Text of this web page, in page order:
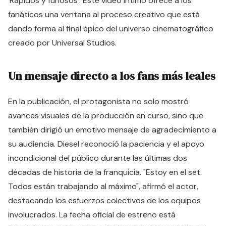
fanáticos una ventana al proceso creativo que está
dando forma al final épico del universo cinematográfico
creado por Universal Studios.
Un mensaje directo a los fans más leales
En la publicación, el protagonista no solo mostró
avances visuales de la producción en curso, sino que
también dirigió un emotivo mensaje de agradecimiento a
su audiencia. Diesel reconoció la paciencia y el apoyo
incondicional del público durante las últimas dos
décadas de historia de la franquicia. "Estoy en el set.
Todos están trabajando al máximo", afirmó el actor,
destacando los esfuerzos colectivos de los equipos
involucrados. La fecha oficial de estreno está